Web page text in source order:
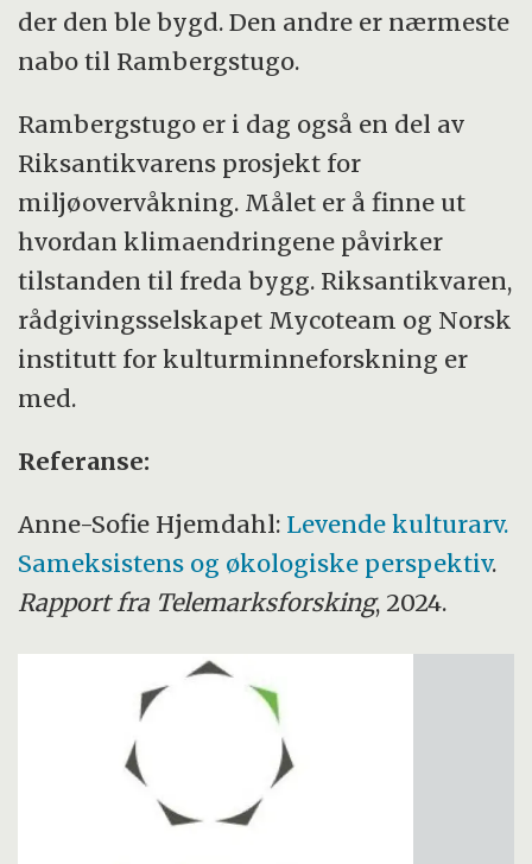
der den ble bygd. Den andre er nærmeste
nabo til Rambergstugo.
Rambergstugo er i dag også en del av
Riksantikvarens prosjekt for
miljøovervåkning. Målet er å finne ut
hvordan klimaendringene påvirker
tilstanden til freda bygg. Riksantikvaren,
rådgivingsselskapet Mycoteam og Norsk
institutt for kulturminneforskning er
med.
Referanse:
Anne-Sofie Hjemdahl: Levende kulturarv.
Sameksistens og økologiske perspektiv.
Rapport fra Telemarksforsking, 2024.